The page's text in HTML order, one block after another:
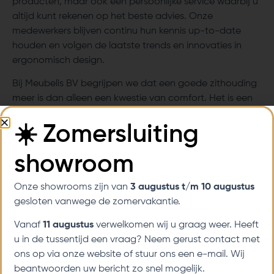
Andere blogs
QuickWin Casino: Tragamonedas Rápidas y
Ganancias Instantáneas para Sesiones
Intensas
altijd kunt rekenen op het beste advies. Onze
medewerkers blijven continu hun kennis up-to-date
houden en volgen de laatste trends en innovaties in
ergonomisch design.
Bij Meubelis BV begrijpen we dat een goede zithouding
meer is dan alleen een kwestie van comfort. Het is een
ervaren medewerkers u helpen om de perfecte stoel te
vinden die niet alleen mooi is, maar ook bijdraagt aan
een gezondere, ergonomische zithouding. Kom langs in
onze showroom of plan een proefzit aan huis en ervaar
zelf het verschil dat onze expertise kan maken!
☀️ Zomersluiting
showroom
Onze showrooms zijn van 3 augustus t/m 10 augustus
gesloten vanwege de zomervakantie.
Vanaf11 augustus verwelkomen wij u graag weer. Heeft
u in de tussentijd een vraag? Neem gerust contact met
ons op via onze website of stuur ons een e-mail. Wij
beantwoorden uw bericht zo snel mogelijk.